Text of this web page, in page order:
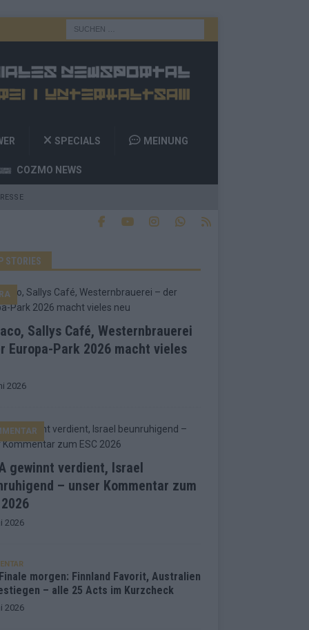
SPECIALS MEINUNG
COZMO NEWS
STORIES
Sallys Café, Westernbrauerei
Europa-Park 2026 macht vieles
2026
gewinnt verdient, Israel
– unser Kommentar zum
2026
2026
morgen: Finnland Favorit, Australien
– alle 25 Acts im Kurzcheck
2026